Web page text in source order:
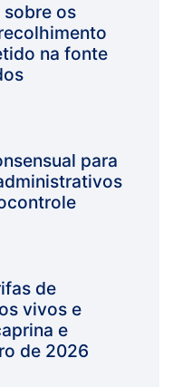
sobre os
na fonte
para
de
vivos e
e
de 2026